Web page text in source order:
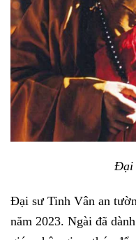
Đại
Đại sư Tinh Vân an
năm 2023. Ngài đã